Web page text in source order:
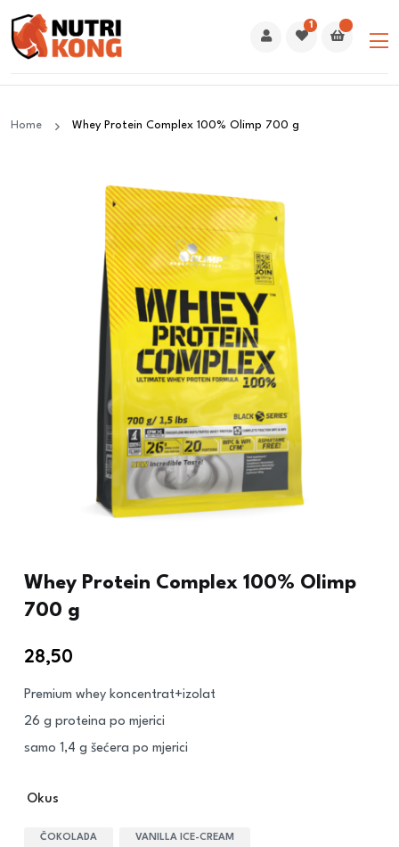
1
Home Whey Protein Complex 100% Olimp 700 g
Whey Protein Complex 100% Olimp
700 g
28,50
Premium whey koncentrat+izolat
26 g proteina po mjerici
samo 1,4 g šećera po mjerici
Okus
ČOKOLADA VANILLA ICE-CREAM